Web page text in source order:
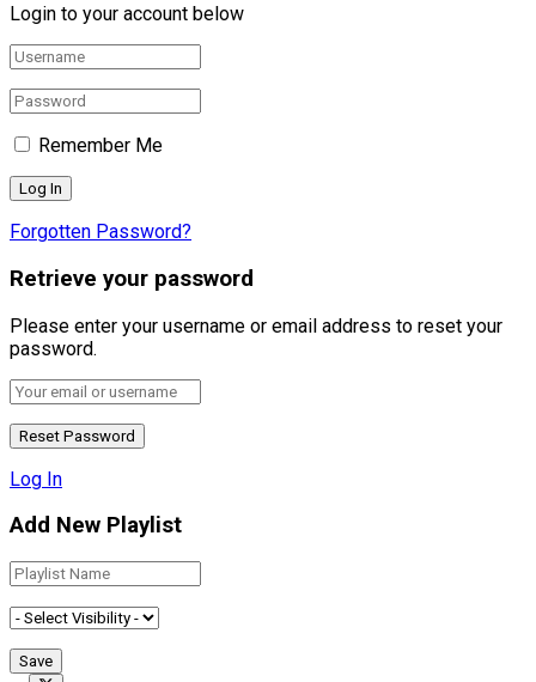
Login to your account below
Remember Me
Forgotten Password?
Retrieve your password
Please enter your username or email address to reset your
password.
Log In
Add New Playlist